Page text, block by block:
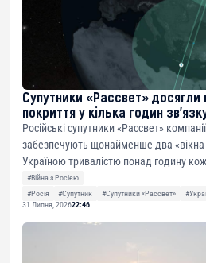
Супутники «Рассвет» досягли
покриття у кілька годин
Російські супутники «Рассвет»
забезпечують щонайменше два «вікна
Україною тривалістю понад годину
#Війна з Росією
#Росія
#Супутник #Супутники «Рассвет»
31 Липня, 202622:46